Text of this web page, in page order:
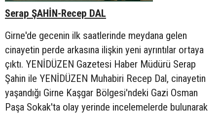
Serap ŞAHİN-Recep DAL
Girne'de gecenin ilk saatlerinde meydana gelen
cinayetin perde arkasına ilişkin yeni ayrıntılar ortaya
çıktı. YENİDÜZEN Gazetesi Haber Müdürü Serap
Şahin ile YENİDÜZEN Muhabiri Recep Dal, cinayetin
yaşandığı Girne Kaşgar Bölgesi'ndeki Gazi Osman
Paşa Sokak'ta olay yerinde incelemelerde bulunarak